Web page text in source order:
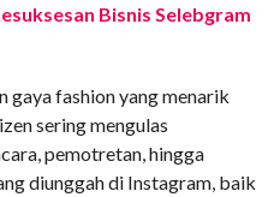
Bisnis Selebgram
gaya fashion yang menarik
sering mengulas
pemotretan, hingga
diunggah di Instagram, baik